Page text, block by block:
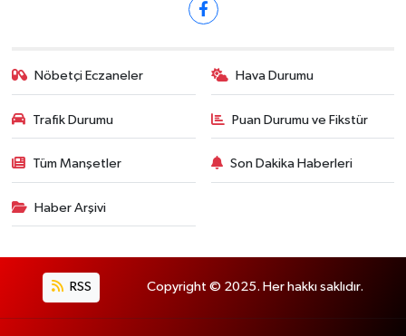
Nöbetçi Eczaneler Hava Durumu
Trafik Durumu Puan Durumu ve Fikstür
Tüm Manşetler Son Dakika Haberleri
Haber Arşivi
RSS Copyright © 2025. Her hakkı saklıdır.